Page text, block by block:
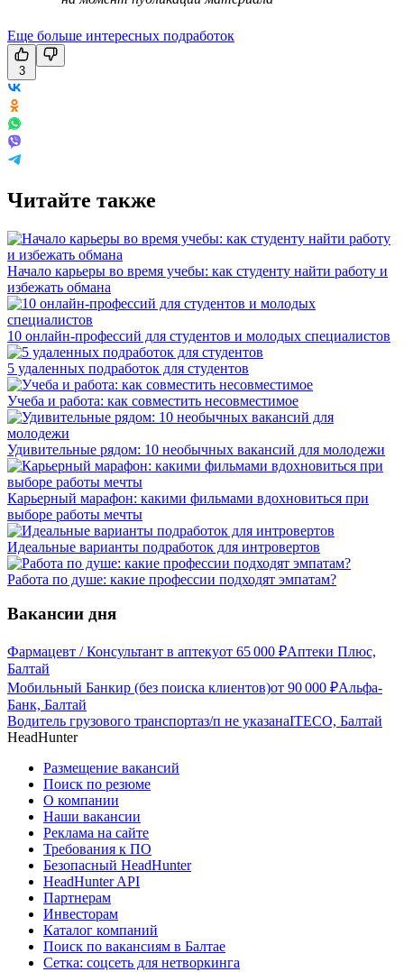
Еще больше интересных подработок
3
Читайте также
Начало карьеры во время учебы: как студенту найти работу и
избежать обмана
10 онлайн-профессий для студентов и молодых специалистов
5 удаленных подработок для студентов
Учеба и работа: как совместить несовместимое
Удивительные рядом: 10 необычных вакансий для молодежи
Карьерный марафон: какими фильмами вдохновиться при
выборе работы мечты
Идеальные варианты подработок для интровертов
Работа по душе: какие профессии подходят эмпатам?
Вакансии дня
Фармацевт / Консультант в аптекуот 65 000 ₽Аптеки Плюс,
Балтай
Мобильный Банкир (без поиска клиентов)от 90 000 ₽Альфа-
Банк, Балтай
Водитель грузового транспортаз/п не указанаITECO, Балтай
HeadHunter
Размещение вакансий
Поиск по резюме
О компании
Наши вакансии
Реклама на сайте
Требования к ПО
Безопасный HeadHunter
HeadHunter API
Партнерам
Инвесторам
Каталог компаний
Поиск по вакансиям в Балтае
Сетка: соцсеть для нетворкинга